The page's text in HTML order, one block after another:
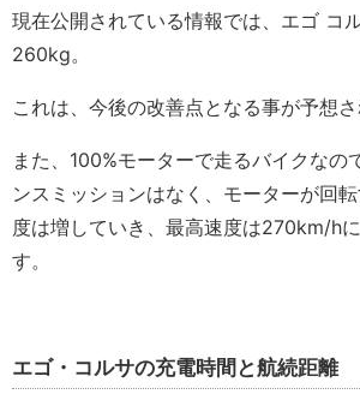
現在公開されている情報では、エゴ コ
260kg。
これは、今後の改善点となる事が予想さ
また、100%モーターで走るバイクなの
ンスミッションはなく、モーターが回
度は増していき、最高速度は270km/h
す。
エゴ・コルサの充電時間と航続距離